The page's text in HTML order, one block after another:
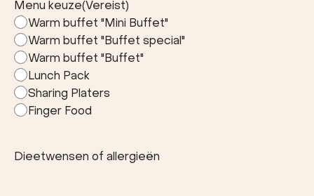
Menu keuze(Vereist)
Warm buffet "Mini Buffet"
Warm buffet "Buffet special"
Warm buffet "Buffet"
Lunch Pack
Sharing Platers
Finger Food
Dieetwensen of allergieën